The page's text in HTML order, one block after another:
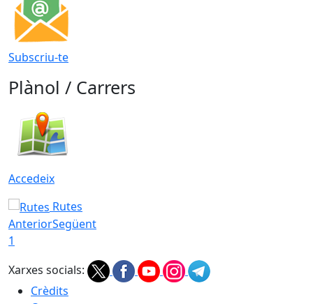
Subscriu-te
Plànol / Carrers
Accedeix
Rutes
AnteriorSegüent
1
Xarxes socials:
Crèdits